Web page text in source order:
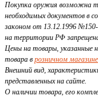
Покупка оружия возможна
необходимых документов в
законом от 13.12.1996
на территории РФ
Цены на товары, указанные
товара в розничном магазине
Внешний вид,
представленных на сайте.
О наличии товара, его